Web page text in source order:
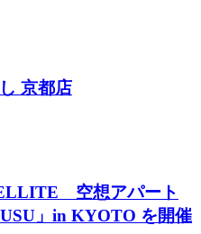
京都店
空想アパート
」in KYOTO を開催